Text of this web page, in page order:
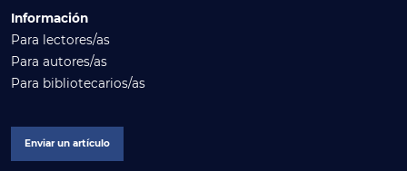
Información
Para lectores/as
Para autores/as
Para bibliotecarios/as
Enviar un artículo